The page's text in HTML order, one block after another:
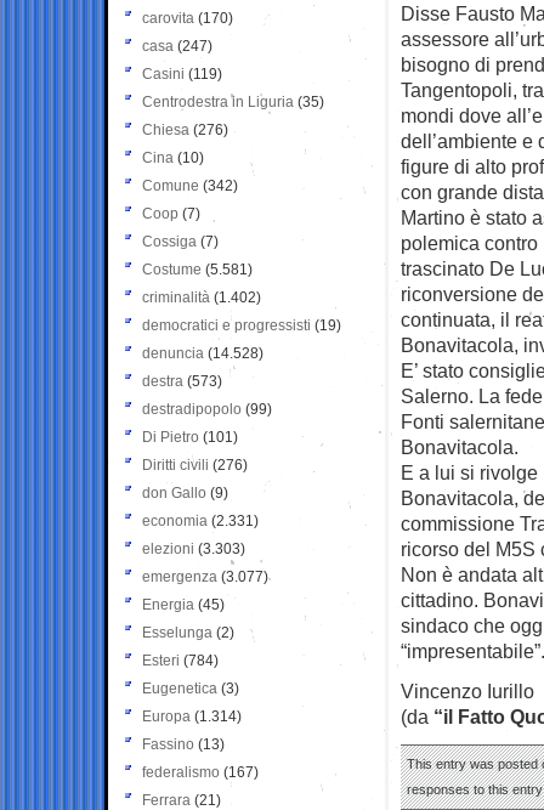
Disse Fausto
assessore
bisogno di
Tangentopoli,
mondi dove
dell’ambiente e
figure di alto
con grande
Martino è stato
polemica
trascinato De
riconversione
continuata, il
Bonavitacola,
E’ stato
Salerno. La
Fonti
Bonavitacola.
E a lui si
Bonavitacola,
commissione
ricorso del M5S
Non è andata
cittadino.
sindaco che
“impresentabile”.
Vincenzo Iurillo
(da “il Fatto
This entry was posted
responses to this
carovita (170)
casa (247)
Casini (119)
Centrodestra in Liguria (35)
Chiesa (276)
Cina (10)
Comune (342)
Coop (7)
Cossiga (7)
Costume (5.581)
criminalità (1.402)
democratici e progressisti (19)
denuncia (14.528)
destra (573)
destradipopolo (99)
Di Pietro (101)
Diritti civili (276)
don Gallo (9)
economia (2.331)
elezioni (3.303)
emergenza (3.077)
Energia (45)
Esselunga (2)
Esteri (784)
Eugenetica (3)
Europa (1.314)
Fassino (13)
federalismo (167)
Ferrara (21)